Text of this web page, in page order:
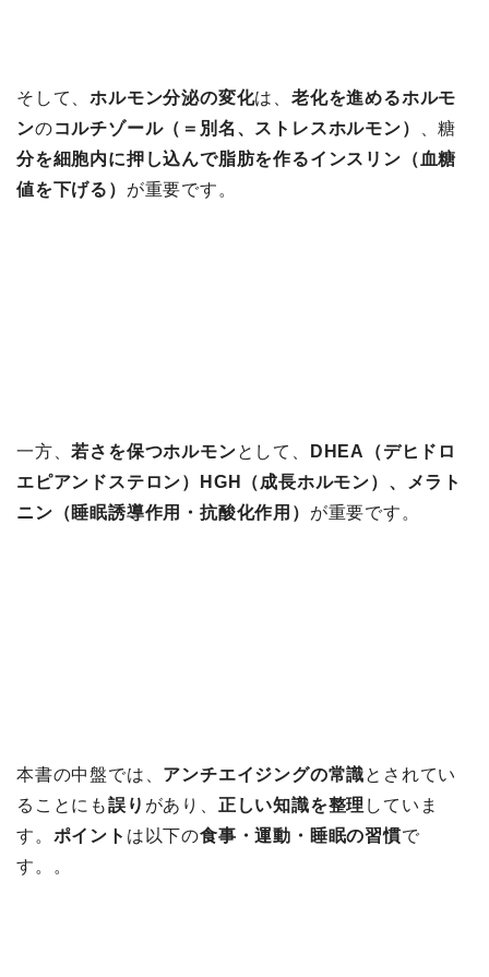
そして、ホルモン分泌の変化は、老化を進めるホルモ
ンのコルチゾール（＝別名、ストレスホルモン）
、糖
分を細胞内に押し込んで脂肪を作るインスリン（血糖
値を下げる） が重要です。
一方、若さを保つホルモンとして、
DHEA（デヒドロ
エピアンドステロン）HGH（成長ホルモン）、メラト
ニン（睡眠誘導作用・抗酸化作用） が重要です。
本書の中盤では、 アンチエイジングの常識とされてい
ることにも誤り があり、 正しい知識を整理 していま
す。 ポイント は以下の食事・運動・睡眠の習慣で
す。。